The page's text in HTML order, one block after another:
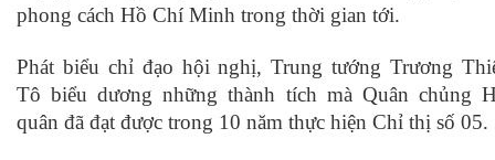
phong cách Hồ Chí Minh trong thời gian tới.
Phát biểu chỉ đạo hội nghị, Trung tướng Trương
Tô biểu dương những thành tích mà Quân chủng
quân đã đạt được trong 10 năm thực hiện Chỉ thị số 05.